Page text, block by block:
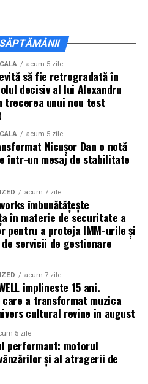
și Oana Gherman
ora 18:00.
Gherman și Ioana
cu publicul dinCinema City
de la 18:30și vor
proiecție, alături de
ajunge laCinema City
18 februarie, de la 18:30, la
de regizorul
Vlad și Oana Gherman,
Vatavu.
filmul„În pielea
Films.
la filmări, fragmente din
și informații despre
paginile social media ale
,TikTok .
acum 5 zile
să fie retrogradată în
decisiv al lui Alexandru
trecerea unui nou test
acum 5 zile
Nicușor Dan o notă
într-un mesaj de stabilitate
acum 7 zile
îmbunătățește
în materie de securitate a
pentru a proteja IMM-urile și
servicii de gestionare
acum 7 zile
implineste 15 ani.
care a transformat muzica
cultural revine in august
5 zile
performant: motorul
și al atragerii de